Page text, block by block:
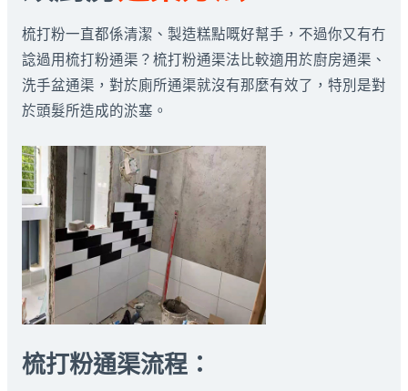
梳打粉一直都係清潔、製造糕點嘅好幫手，不過你又有冇
諗過用梳打粉通渠？梳打粉通渠法比較適用於廚房通渠、
洗手盆通渠，對於廁所通渠就沒有那麼有效了，特別是對
於頭髮所造成的淤塞。
梳打粉通渠流程：